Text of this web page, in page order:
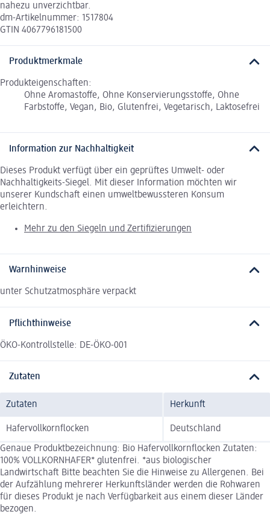
nahezu unverzichtbar.
dm-Artikelnummer: 1517804
GTIN 4067796181500
Produktmerkmale
Produkteigenschaften:
Ohne Aromastoffe, Ohne Konservierungsstoffe, Ohne
Farbstoffe, Vegan, Bio, Glutenfrei, Vegetarisch, Laktosefrei
Information zur Nachhaltigkeit
Dieses Produkt verfügt über ein geprüftes Umwelt- oder
Nachhaltigkeits-Siegel. Mit dieser Information möchten wir
unserer Kundschaft einen umweltbewussteren Konsum
erleichtern.
Mehr zu den Siegeln und Zertifizierungen
Warnhinweise
unter Schutzatmosphäre verpackt
Pflichthinweise
ÖKO-Kontrollstelle: DE-ÖKO-001
Zutaten
Zutaten Herkunft
Hafervollkornflocken Deutschland
Genaue Produktbezeichnung: Bio Hafervollkornflocken Zutaten:
100% VOLLKORNHAFER* glutenfrei. *aus biologischer
Landwirtschaft Bitte beachten Sie die Hinweise zu Allergenen. Bei
der Aufzählung mehrerer Herkunftsländer werden die Rohwaren
für dieses Produkt je nach Verfügbarkeit aus einem dieser Länder
bezogen.